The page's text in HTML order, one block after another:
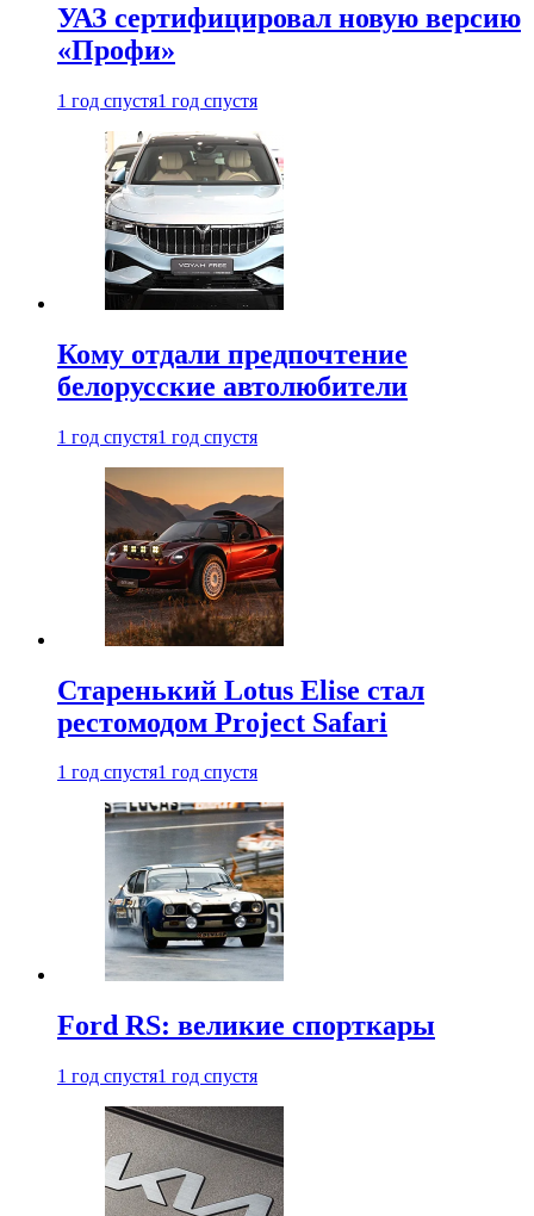
УАЗ сертифицировал новую версию
«Профи»
1 год спустя1 год спустя
Кому отдали предпочтение
белорусские автолюбители
1 год спустя1 год спустя
Старенький Lotus Elise стал
рестомодом Project Safari
1 год спустя1 год спустя
Ford RS: великие спорткары
1 год спустя1 год спустя